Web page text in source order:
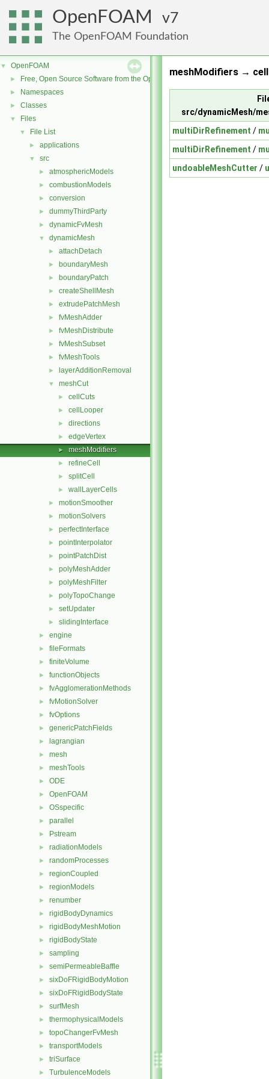
OpenFOAM 7
The OpenFOAM Foundation
▼ OpenFOAM
► Free, Open Source Software from the OpenFOAM Foundation
► Namespaces
► Classes
▼ Files
▼ File List
► applications
▼ src
► atmosphericModels
► combustionModels
► conversion
► dummyThirdParty
► dynamicFvMesh
▼ dynamicMesh
► attachDetach
► boundaryMesh
► boundaryPatch
► createShellMesh
► extrudePatchMesh
► fvMeshAdder
► fvMeshDistribute
► fvMeshSubset
► fvMeshTools
► layerAdditionRemoval
▼ meshCut
► cellCuts
► cellLooper
► directions
► edgeVertex
► meshModifiers
► refineCell
► splitCell
► wallLayerCells
► motionSmoother
► motionSolvers
► perfectInterface
► pointInterpolator
► pointPatchDist
► polyMeshAdder
► polyMeshFilter
► polyTopoChange
► setUpdater
► slidingInterface
► engine
► fileFormats
► finiteVolume
► functionObjects
► fvAgglomerationMethods
► fvMotionSolver
► fvOptions
► genericPatchFields
► lagrangian
► mesh
► meshTools
► ODE
► OpenFOAM
► OSspecific
► parallel
► Pstream
► radiationModels
► randomProcesses
► regionCoupled
► regionModels
► renumber
► rigidBodyDynamics
► rigidBodyMeshMotion
► rigidBodyState
► sampling
► semiPermeableBaffle
► sixDoFRigidBodyMotion
► sixDoFRigidBodyState
► surfMesh
► thermophysicalModels
► topoChangerFvMesh
► transportModels
► triSurface
► TurbulenceModels
meshModifiers →
src/dynamicMesh/
multiDirRefinement /
multiDirRefinement /
undoableMeshCutter /